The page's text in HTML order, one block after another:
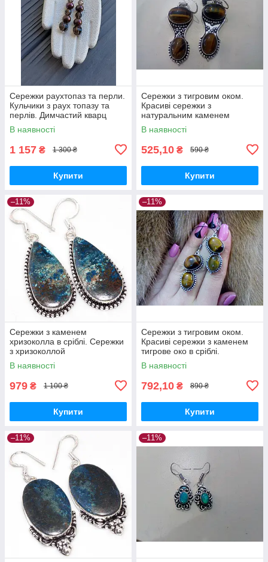
Сережки раухтопаз та перли.
Кульчики з раух топазу та
перлів. Димчастий кварц
перли. Раух топаз перли
овал. Німеччина!
В наявності
1 157 ₴ 1 300 ₴
Купити
Сережки з тигровим оком.
Красиві сережки з
натуральним каменем
тигрове око
В наявності
525,10 ₴ 590 ₴
Купити
–11%
Сережки з каменем
хризоколла в сріблі. Сережки
з хризоколлой
В наявності
979 ₴ 1 100 ₴
Купити
–11%
Сережки з тигровим оком.
Красиві сережки з каменем
тигрове око в сріблі.
В наявності
792,10 ₴ 890 ₴
Купити
–11% –11%